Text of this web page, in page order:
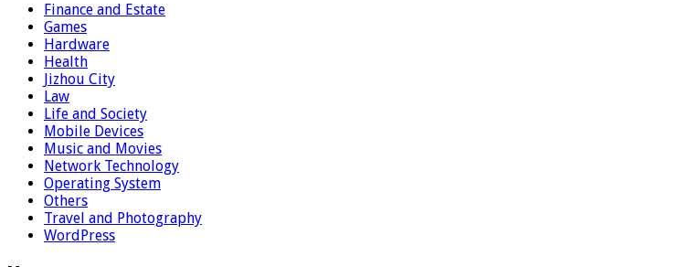
Finance and Estate
Games
Hardware
Health
Jizhou City
Law
Life and Society
Mobile Devices
Music and Movies
Network Technology
Operating System
Others
Travel and Photography
WordPress